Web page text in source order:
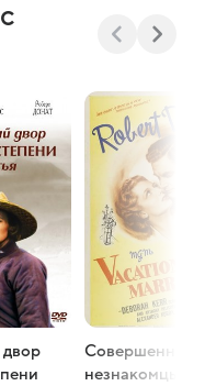
двор
Совершенные
незнакомцы